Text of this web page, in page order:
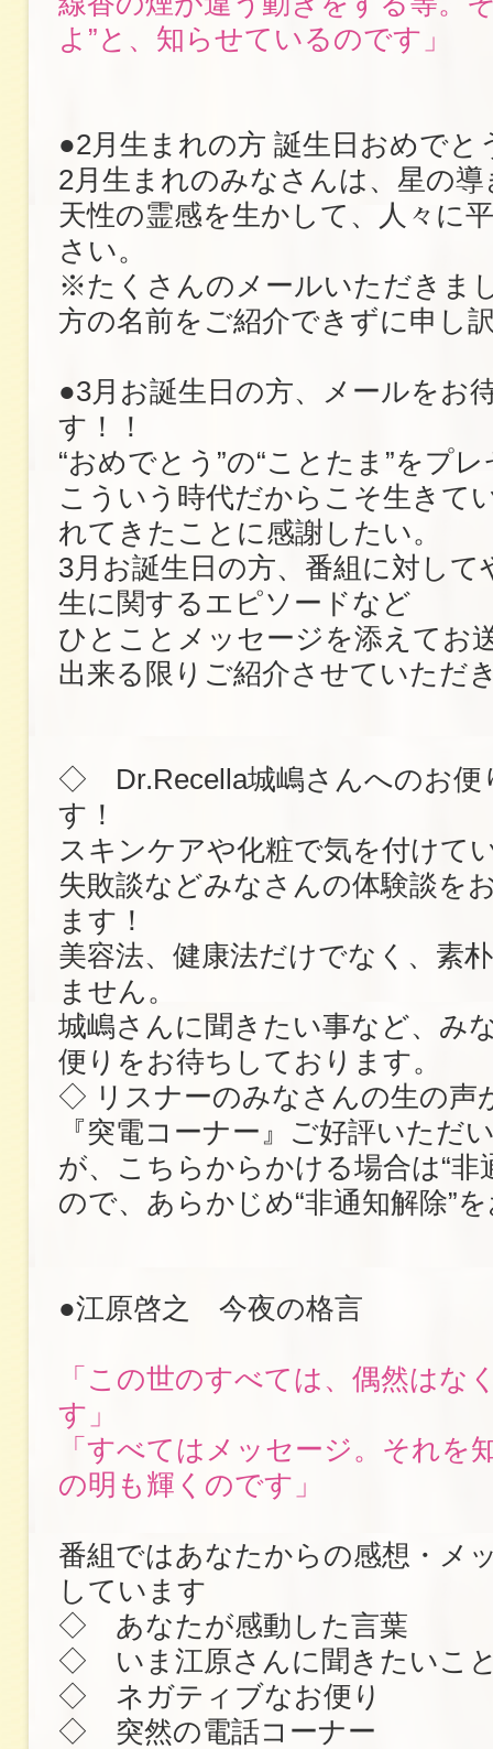
よ”と、知らせているのです」
●2月生まれの方 誕生日おめ
2月生まれのみなさんは、星の
天性の霊感を生かして、人々に
さい。
※たくさんのメールいただきま
方の名前をご紹介できずに申し
●3月お誕生日の方、メールをお
す！！
“おめでとう”の“ことたま”をプ
こういう時代だからこそ生きて
れてきたことに感謝したい。
3月お誕生日の方、番組に対して
生に関するエピソードなど
ひとことメッセージを添えてお
出来る限りご紹介させていただ
◇ Dr.Recella城嶋さんへのお便
す！
スキンケアや化粧で気を付けて
失敗談などみなさんの体験談を
ます！
美容法、健康法だけでなく、素
ません。
城嶋さんに聞きたい事など、み
便りをお待ちしております。
◇ リスナーのみなさんの生の声
『突電コーナー』ご好評いただ
が、こちらからかける場合は“非
ので、あらかじめ“非通知解除”
●江原啓之 今夜の格言
「この世のすべては、偶然はな
す」
「すべてはメッセージ。それを
の明も輝くのです」
番組ではあなたからの感想・メ
しています
◇ あなたが感動した言葉
◇ いま江原さんに聞きたいこ
◇ ネガティブなお便り
◇ 突然の電話コーナー